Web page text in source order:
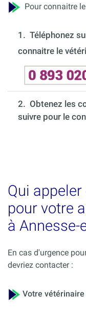
Pour connaitre
1. Téléphonez
connaitre le
2. Obtenez les
suivre pour le
Qui appeler
pour votre
à Annesse-
En cas d'urgence
devriez contacter :
Votre